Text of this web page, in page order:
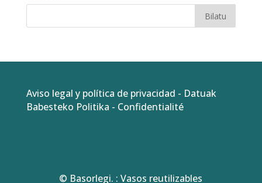
Aviso legal y política de privacidad - Datuak
Babesteko Politika - Confidentialité
© Basorlegi. : Vasos reutilizables